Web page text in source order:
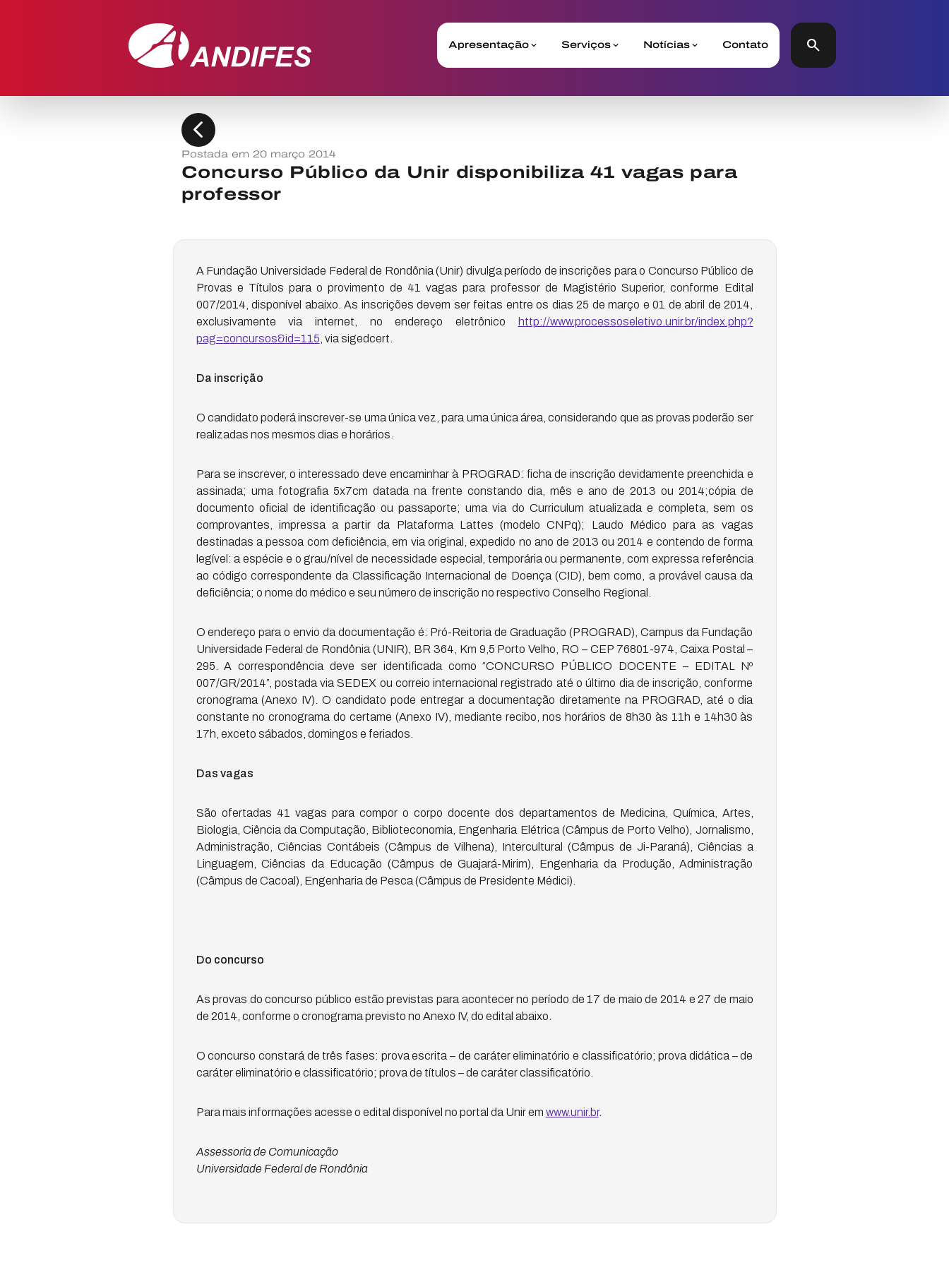
Apresentação Serviços Notícias Contato search
chevron_left
Postada em 20 março 2014
Concurso Público da Unir disponibiliza 41 vagas para
professor
A Fundação Universidade Federal de Rondônia (Unir) divulga período de inscrições para o Concurso Público de
Provas e Títulos para o provimento de 41 vagas para professor de Magistério Superior, conforme Edital
007/2014, disponível abaixo. As inscrições devem ser feitas entre os dias 25 de março e 01 de abril de 2014,
exclusivamente via internet, no endereço eletrônico
http://www.processoseletivo.unir.br/index.php?
pag=concursos&id=115 , via sigedcert.
Da inscrição
O candidato poderá inscrever-se uma única vez, para uma única área, considerando que as provas poderão ser
realizadas nos mesmos dias e horários.
Para se inscrever, o interessado deve encaminhar à PROGRAD: ficha de inscrição devidamente preenchida e
assinada; uma fotografia 5x7cm datada na frente constando dia, mês e ano de 2013 ou 2014;cópia de
documento oficial de identificação ou passaporte; uma via do Curriculum atualizada e completa, sem os
comprovantes, impressa a partir da Plataforma Lattes (modelo CNPq); Laudo Médico para as vagas
destinadas a pessoa com deficiência, em via original, expedido no ano de 2013 ou 2014 e contendo de forma
legível: a espécie e o grau/nível de necessidade especial, temporária ou permanente, com expressa referência
ao código correspondente da Classificação Internacional de Doença (CID), bem como, a provável causa da
deficiência; o nome do médico e seu número de inscrição no respectivo Conselho Regional.
O endereço para o envio da documentação é: Pró-Reitoria de Graduação (PROGRAD), Campus da Fundação
Universidade Federal de Rondônia (UNIR), BR 364, Km 9,5 Porto Velho, RO – CEP 76801-974, Caixa Postal –
295. A correspondência deve ser identificada como “CONCURSO PÚBLICO DOCENTE – EDITAL Nº
007/GR/2014”, postada via SEDEX ou correio internacional registrado até o último dia de inscrição, conforme
cronograma (Anexo IV). O candidato pode entregar a documentação diretamente na PROGRAD, até o dia
constante no cronograma do certame (Anexo IV), mediante recibo, nos horários de 8h30 às 11h e 14h30 às
17h, exceto sábados, domingos e feriados.
Das vagas
São ofertadas 41 vagas para compor o corpo docente dos departamentos de Medicina, Química, Artes,
Biologia, Ciência da Computação, Biblioteconomia, Engenharia Elétrica (Câmpus de Porto Velho), Jornalismo,
Administração, Ciências Contábeis (Câmpus de Vilhena), Intercultural (Câmpus de Ji-Paraná), Ciências a
Linguagem, Ciências da Educação (Câmpus de Guajará-Mirim), Engenharia da Produção, Administração
(Câmpus de Cacoal), Engenharia de Pesca (Câmpus de Presidente Médici).
Do concurso
As provas do concurso público estão previstas para acontecer no período de 17 de maio de 2014 e 27 de maio
de 2014, conforme o cronograma previsto no Anexo IV, do edital abaixo.
O concurso constará de três fases: prova escrita – de caráter eliminatório e classificatório; prova didática – de
caráter eliminatório e classificatório; prova de títulos – de caráter classificatório.
Para mais informações acesse o edital disponível no portal da Unir em www.unir.br.
Assessoria de Comunicação
Universidade Federal de Rondônia